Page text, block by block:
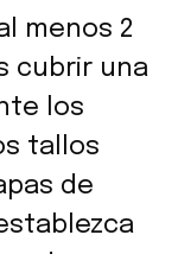
menos 2
cubrir una
los
tallos
de